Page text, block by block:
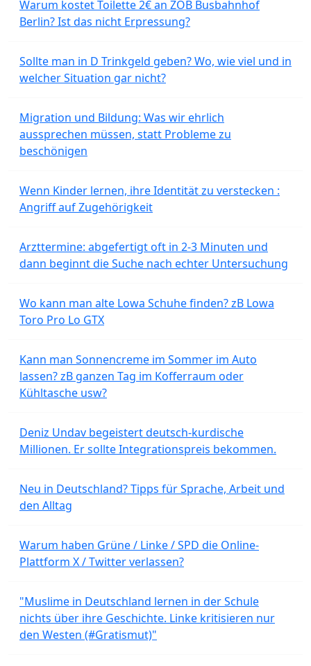
Warum kostet Toilette 2€ an ZOB Busbahnhof
Berlin? Ist das nicht Erpressung?
Sollte man in D Trinkgeld geben? Wo, wie viel und in
welcher Situation gar nicht?
Migration und Bildung: Was wir ehrlich
aussprechen müssen, statt Probleme zu
beschönigen
Wenn Kinder lernen, ihre Identität zu verstecken :
Angriff auf Zugehörigkeit
Arzttermine: abgefertigt oft in 2-3 Minuten und
dann beginnt die Suche nach echter Untersuchung
Wo kann man alte Lowa Schuhe finden? zB Lowa
Toro Pro Lo GTX
Kann man Sonnencreme im Sommer im Auto
lassen? zB ganzen Tag im Kofferraum oder
Kühltasche usw?
Deniz Undav begeistert deutsch-kurdische
Millionen. Er sollte Integrationspreis bekommen.
Neu in Deutschland? Tipps für Sprache, Arbeit und
den Alltag
Warum haben Grüne / Linke / SPD die Online-
Plattform X / Twitter verlassen?
"Muslime in Deutschland lernen in der Schule
nichts über ihre Geschichte. Linke kritisieren nur
den Westen (#Gratismut)"